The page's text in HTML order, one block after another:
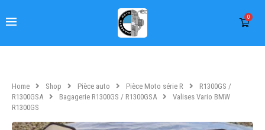
0
Home Shop Pièce auto Pièce Moto série R
R1300GS /
R1300GSA
Bagagerie R1300GS / R1300GSA
Valises Vario BMW
R1300GS